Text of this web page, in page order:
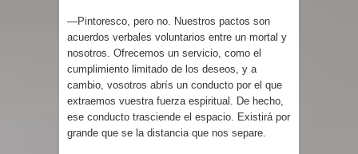
—Pintoresco, pero no. Nuestros pactos son
acuerdos verbales voluntarios entre un mortal y
nosotros. Ofrecemos un servicio, como el
cumplimiento limitado de los deseos, y a
cambio, vosotros abrís un conducto por el que
extraemos vuestra fuerza espiritual. De hecho,
ese conducto trasciende el espacio. Existirá por
grande que se la distancia que nos separe.